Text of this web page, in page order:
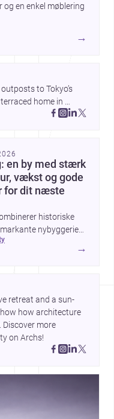
en enkel møblering
→
to Tokyo’s
home in
adapts to
en by med stærk
vækst og gode
for dit næste
historiske
nybyggerier
udvikling ved
→
retreat and a sun-
how architecture
Discover more
on Archs!